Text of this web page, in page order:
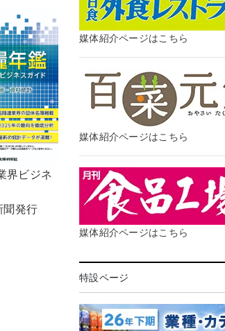
界ビジネ
聞発行
媒体紹介ページはこちら
媒体紹介ページはこちら
媒体紹介ページはこちら
特設ページ